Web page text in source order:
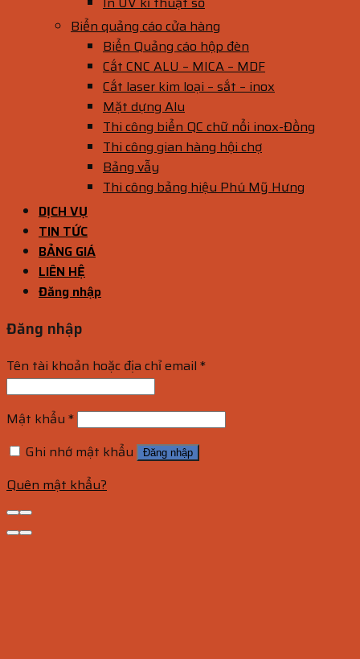
Biển quảng cáo cửa hàng
Biển Quảng cáo hộp đèn
Cắt CNC ALU – MICA – MDF
Cắt laser kim loại – sắt – inox
Mặt dựng Alu
Thi công biển QC chữ nổi inox-Đồng
Thi công gian hàng hội chợ
Bảng vẫy
Thi công bảng hiệu Phú Mỹ Hưng
DỊCH VỤ
TIN TỨC
BẢNG GIÁ
LIÊN HỆ
Đăng nhập
Đăng nhập
Tên tài khoản hoặc địa chỉ email *
Mật khẩu *
Ghi nhớ mật khẩu
Đăng nhập
Quên mật khẩu?